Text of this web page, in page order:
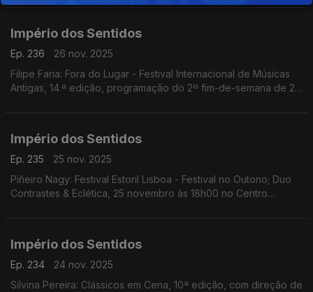
Império dos Sentidos
Ep. 236
26 nov. 2025
Filipe Faria: Fora do Lugar - Festival Internacional de Músicas
Antigas, 14.ª edição, programação do 2º fim-de-semana de 27
Império dos Sentidos
Ep. 235
25 nov. 2025
Piñeiro Nagy: Festival Estoril Lisboa - Festival no Outono; Duo
Contrastes & Eclética, 25 novembro às 18h00 no Centro
Império dos Sentidos
Ep. 234
24 nov. 2025
Silvina Pereira: Clássicos em Cena, 10ª edição, com direção de